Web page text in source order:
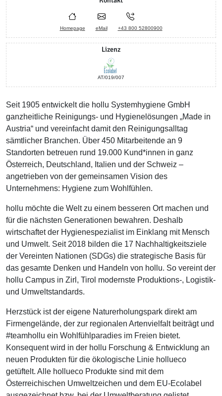
Homepage eMail +43 800 52800900
Lizenz
AT/019/007
Seit 1905 entwickelt die hollu Systemhygiene GmbH
ganzheitliche Reinigungs- und Hygienelösungen „Made in
Austria“ und vereinfacht damit den Reinigungsalltag
sämtlicher Branchen. Über 450 Mitarbeitende an 9
Standorten betreuen rund 19.000 Kund*innen in ganz
Österreich, Deutschland, Italien und der Schweiz –
angetrieben von der gemeinsamen Vision des
Unternehmens: Hygiene zum Wohlfühlen.
hollu möchte die Welt zu einem besseren Ort machen und
für die nächsten Generationen bewahren. Deshalb
wirtschaftet der Hygienespezialist im Einklang mit Mensch
und Umwelt. Seit 2018 bilden die 17 Nachhaltigkeitsziele
der Vereinten Nationen (SDGs) die strategische Basis für
das gesamte Denken und Handeln von hollu. So vereint der
hollu Campus in Zirl, Tirol modernste Produktions-, Logistik-
und Umweltstandards.
Herzstück ist der eigene Naturerholungspark direkt am
Firmengelände, der zur regionalen Artenvielfalt beiträgt und
#teamhollu ein Wohlfühlparadies im Freien bietet.
Konsequent wird in der hollu Forschung & Entwicklung an
neuen Produkten für die ökologische Linie hollueco
getüftelt. Alle hollueco Produkte sind mit dem
Österreichischen Umweltzeichen und dem EU-Ecolabel